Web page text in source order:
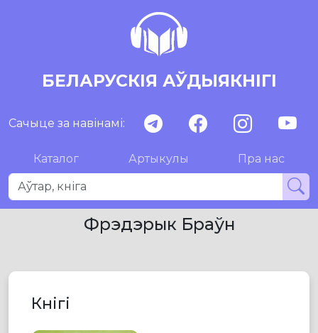
БЕЛАРУСКІЯ АЎДЫЯКНІГІ
Сачыце за навінамі:
Каталог Артыкулы Пра нас
Фрэдэрык Браўн
Кнігі